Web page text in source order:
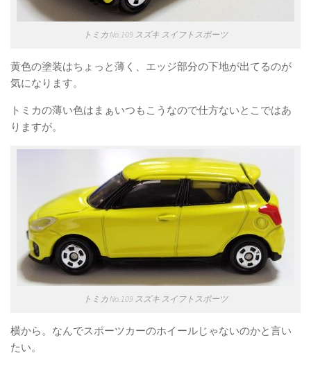
トミカ No.109 スズキ スイフトスポーツ
黄色の塗装はちょっと薄く、エッジ部分の下地が出てるのが
気になります。
トミカの薄い色はまぁいつもこうなので仕方ないとこではあ
りますが。
トミカ No.109 スズキ スイフトスポーツ
横から。なんでスポーツカーのホイールじゃないのかと言い
たい。